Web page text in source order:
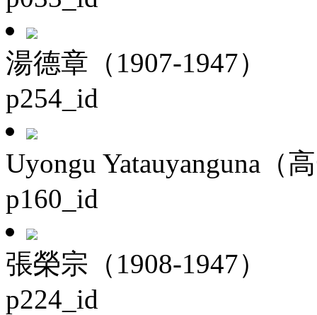
湯德章（1907-1947）
p254_id
Uyongu Yatauyanguna（
p160_id
張榮宗（1908-1947）
p224_id